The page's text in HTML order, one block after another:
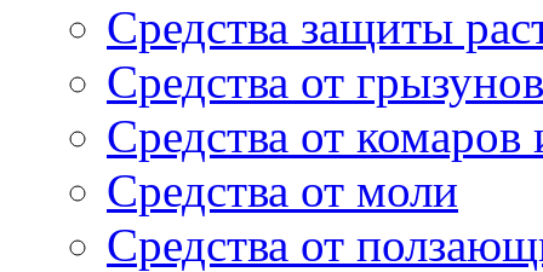
Средства защиты
Средства от грызунов
Средства от
Средства от моли
Средства от